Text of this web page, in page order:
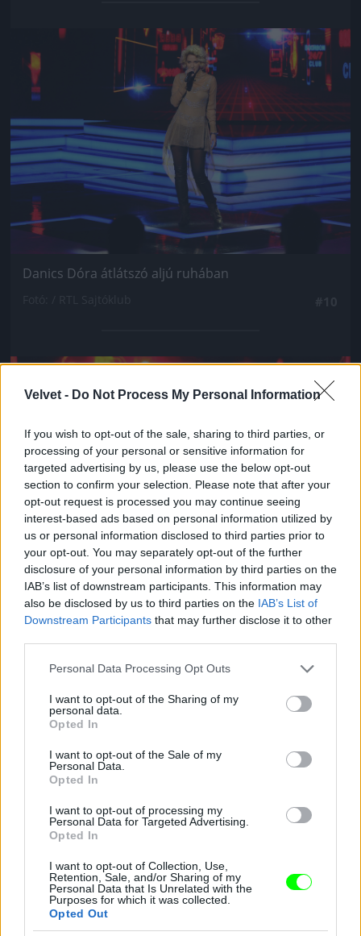
Velvet - Do Not Process My Personal Information
If you wish to opt-out of the sale, sharing to third parties, or
processing of your personal or sensitive information for
targeted advertising by us, please use the below opt-out
section to confirm your selection. Please note that after your
opt-out request is processed you may continue seeing
interest-based ads based on personal information utilized by
us or personal information disclosed to third parties prior to
your opt-out. You may separately opt-out of the further
disclosure of your personal information by third parties on the
IAB’s list of downstream participants. This information may
also be disclosed by us to third parties on the IAB’s List of
Downstream Participants that may further disclose it to other
Please note that this website/app uses one or more Google
not limited to your visit or usage behaviour. You may click to
grant or deny consent to Google and its third-party tags to
use your data for below specified purposes in below Google
consent section.
Personal Data Processing Opt Outs
I want to opt-out of the Sharing of my
personal data.
Opted In
I want to opt-out of the Sale of my
Personal Data.
Opted In
I want to opt-out of processing my
Personal Data for Targeted Advertising.
Opted In
I want to opt-out of Collection, Use,
Retention, Sale, and/or Sharing of my
Personal Data that Is Unrelated with the
Purposes for which it was collected.
Opted Out
Jön még kép!
Danics Dóra átlátszó aljú ruhában
Danics Danics Dóra átlátszó aljú ruhában
Fotó: / RTL Sajtóklub